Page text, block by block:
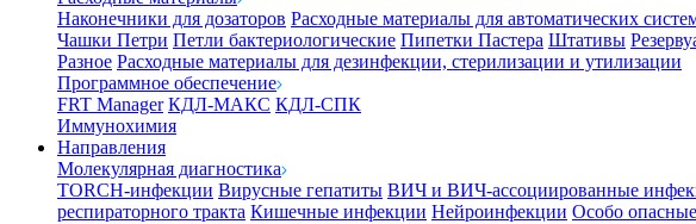
Наконечники для дозаторов Расходные материалы для автоматических
Чашки Петри Петли бактериологические Пипетки Пастера Штативы
Разное Расходные материалы для дезинфекции, стерилизации и утилизации
Программное обеспечение
FRT Manager КДЛ-МАКС КДЛ-СПК
Иммунохимия
Направления
Молекулярная диагностика
TORCH-инфекции Вирусные гепатиты ВИЧ и ВИЧ-ассоциированные
респираторного тракта Кишечные инфекции Нейроинфекции Особо